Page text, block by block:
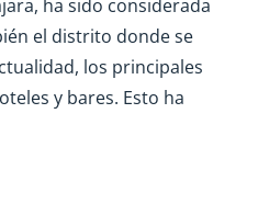
ha sido considerada
el distrito donde se
los principales
y bares. Esto ha